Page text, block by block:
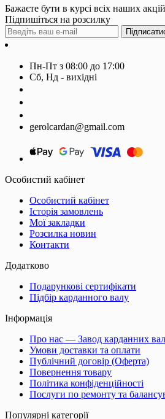
Бажаєте бути в курсі всіх наших
Підпишіться на розсилку
Пн-Пт з 08:00 до 17:00
Сб, Нд - вихідні
gerolcardan@gmail.com
Особистий кабінет
Особистий кабінет
Історія замовлень
Мої закладки
Розсилка новин
Контакти
Додатково
Подарункові сертифікати
Підбір карданного валу
Інформація
Про нас — Завод карданних
Умови доставки та оплати
Публічний договір (Оферта)
Повернення товару
Політика конфіденційності
Послуги по ремонту та
Популярні категорії